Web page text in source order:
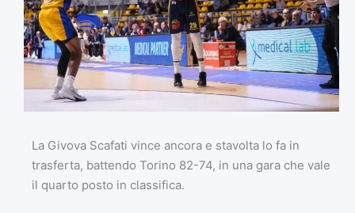
La Givova Scafati vince ancora e stavolta lo fa in
trasferta, battendo Torino 82-74, in una gara che vale
il quarto posto in classifica.